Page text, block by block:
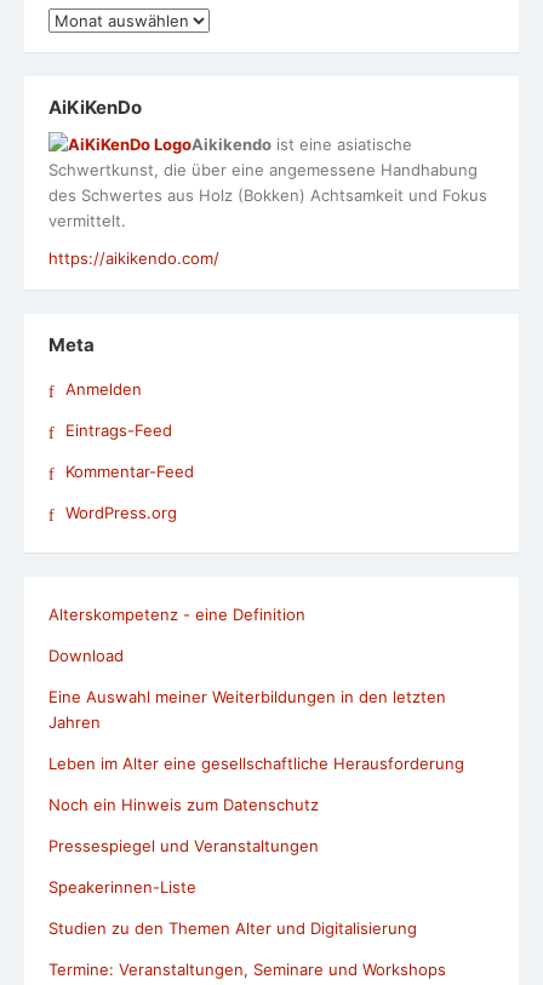
Archiv
AiKiKenDo
Aikikendo ist eine asiatische
Schwertkunst, die über eine angemessene Handhabung
des Schwertes aus Holz (Bokken) Achtsamkeit und Fokus
vermittelt.
https://aikikendo.com/
Meta
Anmelden
Eintrags-Feed
Kommentar-Feed
WordPress.org
Alterskompetenz - eine Definition
Download
Eine Auswahl meiner Weiterbildungen in den letzten
Jahren
Leben im Alter eine gesellschaftliche Herausforderung
Noch ein Hinweis zum Datenschutz
Pressespiegel und Veranstaltungen
Speakerinnen-Liste
Studien zu den Themen Alter und Digitalisierung
Termine: Veranstaltungen, Seminare und Workshops